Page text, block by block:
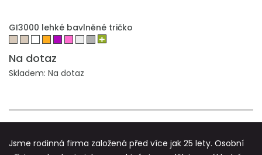
PŘIDAT DO POPTÁVKY
GI3000 lehké bavlněné tričko
Na dotaz
Skladem: Na dotaz
Jsme rodinná firma založená před více jak 25 lety. Osobní